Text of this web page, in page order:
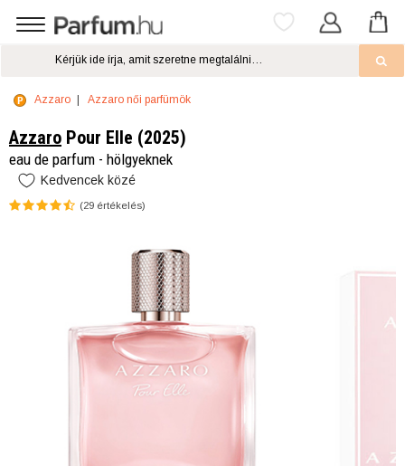
Azzaro Azzaro női parfümök
Azzaro Pour Elle (2025)
eau de parfum - hölgyeknek
Kedvencek közé
(29 értékelés)